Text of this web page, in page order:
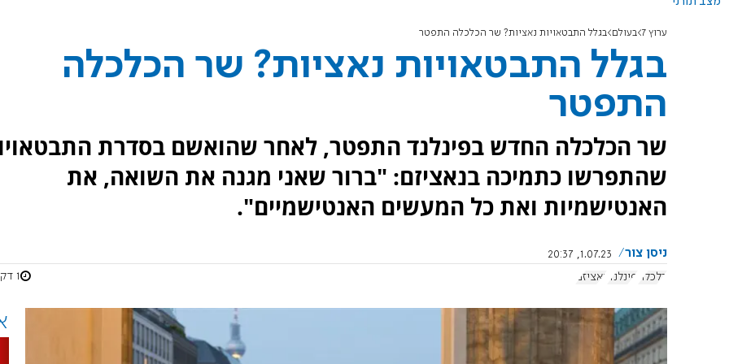
ערוץ 7 בעולם בגלל התבטאויות נאציות? שר הכלכלה התפטר
בגלל התבטאויות נאציות? שר הכלכלה
התפטר
שר הכלכלה החדש בפינלנד התפטר, לאחר שהואשם בסדרת
שהתפרשו כתמיכה בנאציזם: "ברור שאני מגנה את השואה, את
האנטישמיות ואת כל המעשים האנטישמיים".
ניסן צור
1.07.23, 20:37
כלכלה
פינלנד נאציזם 1 דקות